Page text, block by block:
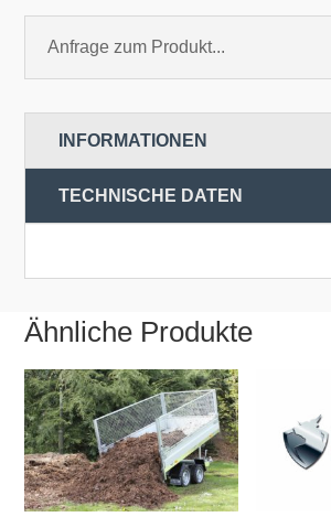
Anfrage zum Produkt...
INFORMATIONEN
TECHNISCHE DATEN
Ähnliche Produkte